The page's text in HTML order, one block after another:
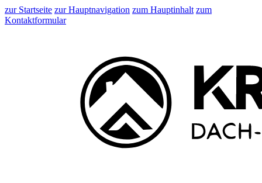
zur Startseite zur Hauptnavigation zum Hauptinhalt zum
Kontaktformular